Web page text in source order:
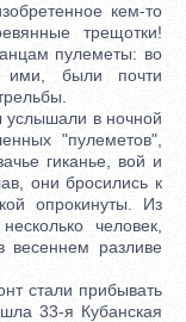
кем-то
трещотки!
пулеметы: во
ими, были почти
в ночной
"пулеметов",
гиканье, вой и
они бросились к
опрокинуты. Из
человек,
весеннем разливе
стали прибывать
33-я Кубанская